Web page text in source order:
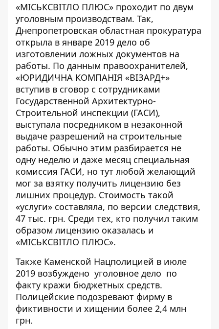
«МІСЬКСВІТЛО ПЛЮС» проходит по двум
уголовным производствам. Так,
Днепропетровская областная прокуратура
открыла в январе 2019 дело об
изготовлении ложных документов на
работы. По данным правоохранителей,
«ЮРИДИЧНА КОМПАНІЯ «ВІЗАРД+»
вступив в сговор с сотрудниками
Государственной Архитектурно-
Строительной инспекции (ГАСИ),
выступала посредником в незаконной
выдаче разрешений на строительные
работы. Обычно этим разбирается не
одну неделю и даже месяц специальная
комиссия ГАСИ, но тут любой желающий
мог за взятку получить лицензию без
лишних процедур. Стоимость такой
«услуги» составляла, по версии следствия,
47 тыс. грн. Среди тех, кто получил таким
образом лицензию оказалась и
«МІСЬКСВІТЛО ПЛЮС».
Также Каменской Нацполицией в июле
2019 возбуждено уголовное дело по
факту кражи бюджетных средств.
Полицейские подозревают фирму в
фиктивности и хищении более 2,4 млн
грн.